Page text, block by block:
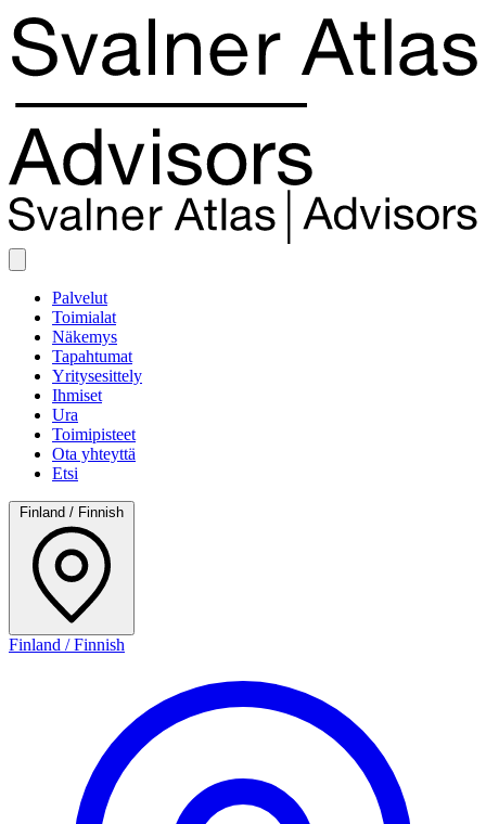
Palvelut
Toimialat
Näkemys
Tapahtumat
Yritysesittely
Ihmiset
Ura
Toimipisteet
Ota yhteyttä
Etsi
Finland / Finnish
Finland / Finnish